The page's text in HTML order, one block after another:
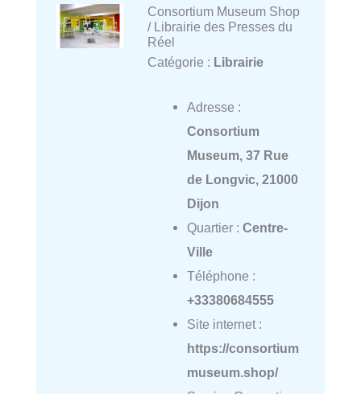
Consortium Museum Shop
/ Librairie des Presses du
Réel
Catégorie : Librairie
Adresse :
Consortium
Museum, 37 Rue
de Longvic, 21000
Dijon
Quartier : Centre-
Ville
Téléphone :
+33380684555
Site internet :
https://consortium
museum.shop/